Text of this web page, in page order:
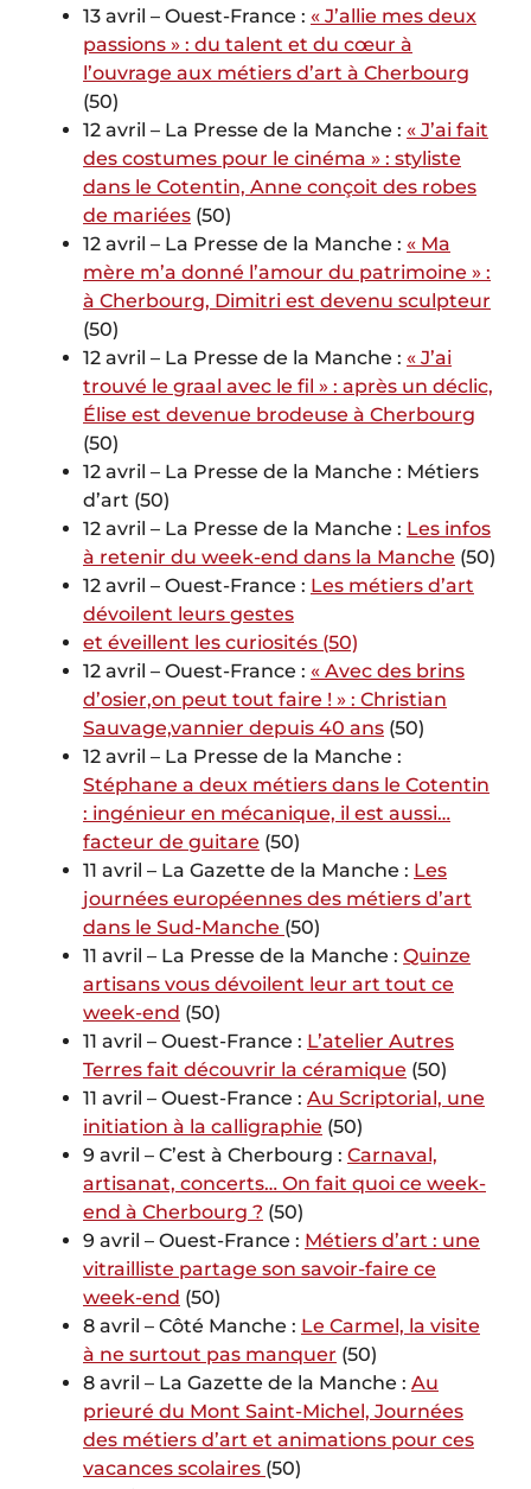
13 avril – Ouest-France : « J’allie mes deux
passions » : du talent et du cœur à
l’ouvrage aux métiers d’art à Cherbourg
(50)
12 avril – La Presse de la Manche : « J’ai fait
des costumes pour le cinéma » : styliste
dans le Cotentin, Anne conçoit des robes
de mariées (50)
12 avril – La Presse de la Manche : « Ma
mère m’a donné l’amour du patrimoine » :
à Cherbourg, Dimitri est devenu sculpteur
(50)
12 avril – La Presse de la Manche : « J’ai
trouvé le graal avec le fil » : après un déclic,
Élise est devenue brodeuse à Cherbourg
(50)
12 avril – La Presse de la Manche : Métiers
d’art (50)
12 avril – La Presse de la Manche : Les infos
à retenir du week-end dans la Manche (50)
12 avril – Ouest-France : Les métiers d’art
dévoilent leurs gestes
et éveillent les curiosités (50)
12 avril – Ouest-France : « Avec des brins
d’osier,on peut tout faire ! » : Christian
Sauvage,vannier depuis 40 ans (50)
12 avril – La Presse de la Manche :
Stéphane a deux métiers dans le Cotentin
: ingénieur en mécanique, il est aussi…
facteur de guitare (50)
11 avril – La Gazette de la Manche : Les
journées européennes des métiers d’art
dans le Sud-Manche (50)
11 avril – La Presse de la Manche : Quinze
artisans vous dévoilent leur art tout ce
week-end (50)
11 avril – Ouest-France : L’atelier Autres
Terres fait découvrir la céramique (50)
11 avril – Ouest-France : Au Scriptorial, une
initiation à la calligraphie (50)
9 avril – C’est à Cherbourg : Carnaval,
artisanat, concerts… On fait quoi ce week-
end à Cherbourg ? (50)
9 avril – Ouest-France : Métiers d’art : une
vitrailliste partage son savoir-faire ce
week-end (50)
8 avril – Côté Manche : Le Carmel, la visite
à ne surtout pas manquer (50)
8 avril – La Gazette de la Manche : Au
prieuré du Mont Saint-Michel, Journées
des métiers d’art et animations pour ces
vacances scolaires (50)